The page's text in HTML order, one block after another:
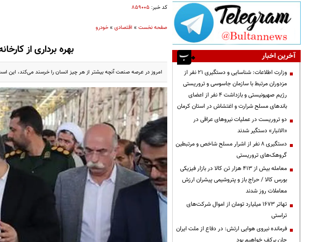
کد خبر: ۸۵۹۰۰۵
صفحه نخست» اقتصادی»خودرو
بهره برداری از
امروز در عرصه صنعت آنچه بیشتر از هر چیز انسان را خرسند می‌کند، این
آخرین اخبار
وزارت اطلاعات: شناسایی و دستگیری ۲۱ نفر از
مزدوران مرتبط با سازمان جاسوسی و تروریستی
رژیم صهیونیستی و بازداشت ۴ نفر از اعضای
باندهای مسلح شرارت و اغتشاش در استان کرمان
دو تروریست در عملیات نیروهای عراقی در
«الانبار» دستگیر شدند
دستگیری ۸ نفر از اشرار مسلح شاخص و مرتبطین
گروهک‌های تروریستی
معامله بیش از ۴۱۳ هزار تن کالا در بازار فیزیکی
بورس کالا / حراج باز و پتروشیمی پیشران ارزش
معاملات روز شدند
تهاتر ۱۶۷۳ میلیارد تومان از اموال شرکت‌های
تراستی
فرمانده نیروی هوایی ارتش: در دفاع از ملت ایران
جان برکف خواهیم بود